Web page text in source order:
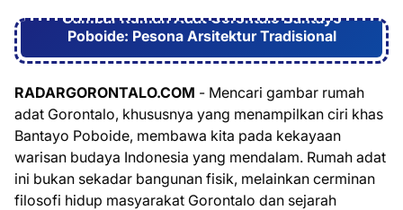
Gambar Rumah Adat Gorontalo Bantayo
Poboide: Pesona Arsitektur Tradisional
RADARGORONTALO.COM - Mencari gambar rumah
adat Gorontalo, khususnya yang menampilkan ciri khas
Bantayo Poboide, membawa kita pada kekayaan
warisan budaya Indonesia yang mendalam. Rumah adat
ini bukan sekadar bangunan fisik, melainkan cerminan
filosofi hidup masyarakat Gorontalo dan sejarah